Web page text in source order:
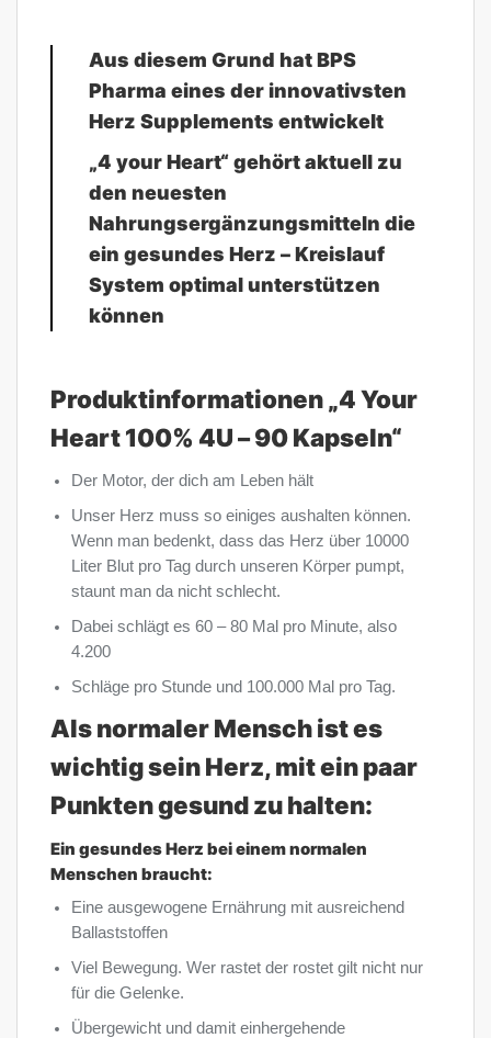
Aus diesem Grund hat BPS
Pharma eines der innovativsten
Herz Supplements entwickelt
„4 your Heart“ gehört aktuell zu
den neuesten
Nahrungsergänzungsmitteln die
ein gesundes Herz – Kreislauf
System optimal unterstützen
können
Produktinformationen „4 Your
Heart 100% 4U – 90 Kapseln“
Der Motor, der dich am Leben hält
Unser Herz muss so einiges aushalten können.
Wenn man bedenkt, dass das Herz über 10000
Liter Blut pro Tag durch unseren Körper pumpt,
staunt man da nicht schlecht.
Dabei schlägt es 60 – 80 Mal pro Minute, also
4.200
Schläge pro Stunde und 100.000 Mal pro Tag.
Als normaler Mensch ist es
wichtig sein Herz, mit ein paar
Punkten gesund zu halten:
Ein gesundes Herz bei einem normalen
Menschen braucht:
Eine ausgewogene Ernährung mit ausreichend
Ballaststoffen
Viel Bewegung. Wer rastet der rostet gilt nicht nur
für die Gelenke.
Übergewicht und damit einhergehende